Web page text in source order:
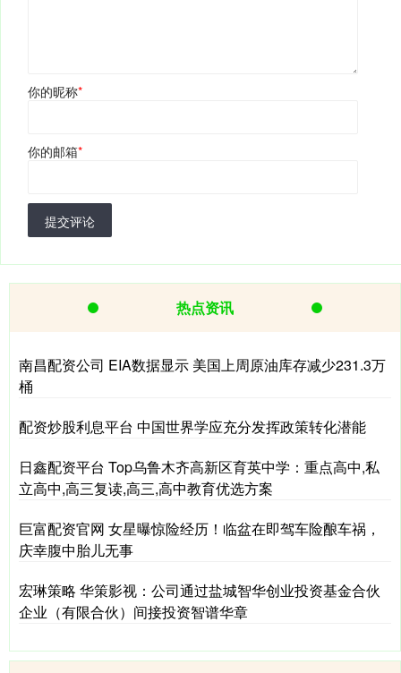
你的昵称*
你的邮箱*
提交评论
热点资讯
南昌配资公司 EIA数据显示 美国上周原油库存减少231.3万
桶
配资炒股利息平台 中国世界学应充分发挥政策转化潜能
日鑫配资平台 Top乌鲁木齐高新区育英中学：重点高中,私
立高中,高三复读,高三,高中教育优选方案
巨富配资官网 女星曝惊险经历！临盆在即驾车险酿车祸，
庆幸腹中胎儿无事
宏琳策略 华策影视：公司通过盐城智华创业投资基金合伙
企业（有限合伙）间接投资智谱华章